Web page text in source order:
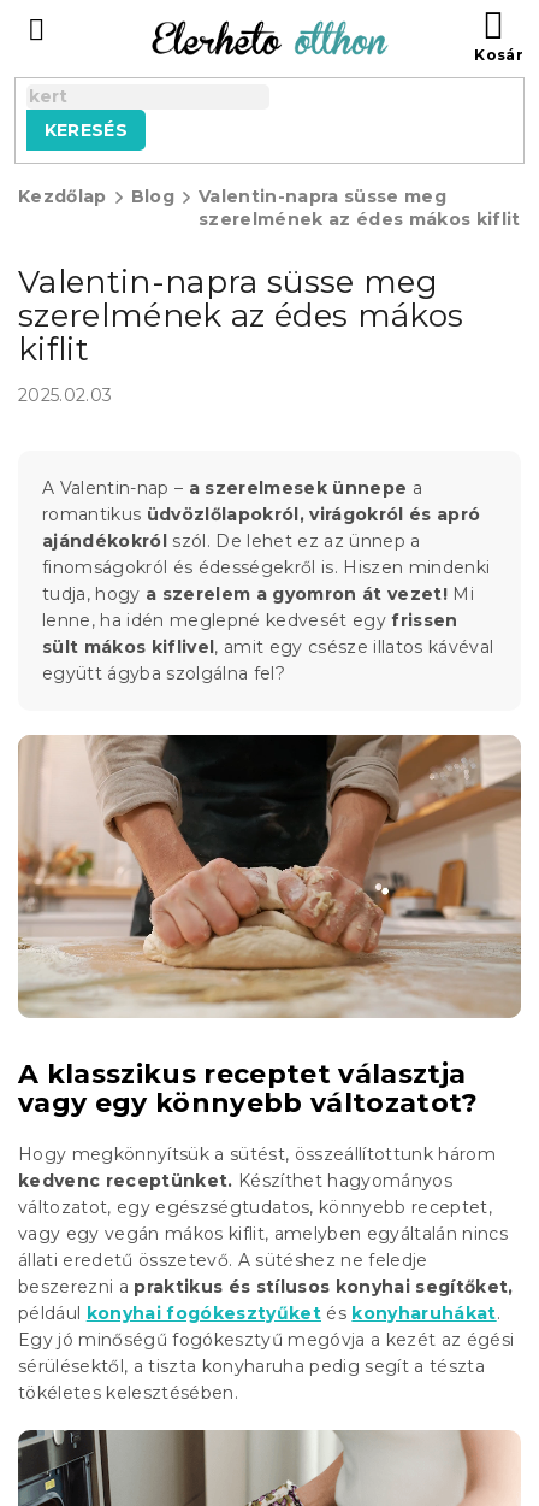
tartalomhoz
KERESÉS
Kezdőlap Blog
Valentin-napra süsse meg
szerelmének az édes mákos kiflit
Valentin-napra süsse meg
szerelmének az édes mákos
kiflit
2025.02.03
A Valentin-nap – a szerelmesek ünnepe a
romantikus üdvözlőlapokról, virágokról és apró
ajándékokról szól. De lehet ez az ünnep a
finomságokról és édességekről is. Hiszen mindenki
tudja, hogy a szerelem a gyomron át vezet! Mi
lenne, ha idén meglepné kedvesét egyfrissen
sült mákos kiflivel, amit egy csésze illatos kávéval
együtt ágyba szolgálna fel?
A klasszikus receptet választja
vagy egy könnyebb változatot?
Hogy megkönnyítsük a sütést, összeállítottunk három
kedvenc receptünket. Készíthet hagyományos
változatot, egy egészségtudatos, könnyebb receptet,
vagy egy vegán mákos kiflit, amelyben egyáltalán nincs
állati eredetű összetevő. A sütéshez ne feledje
beszerezni a praktikus és stílusos konyhai segítőket,
például konyhai fogókesztyűket és konyharuhákat.
Egy jó minőségű fogókesztyű megóvja a kezét az égési
sérülésektől, a tiszta konyharuha pedig segít a tészta
tökéletes kelesztésében.